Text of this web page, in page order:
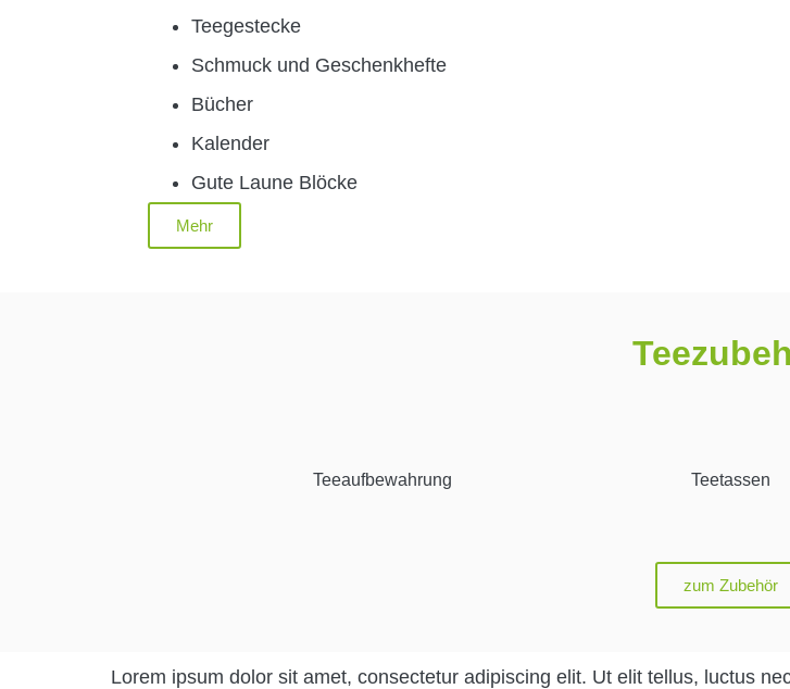
Teegestecke
Schmuck und Geschenkhefte
Bücher
Kalender
Gute Laune Blöcke
Mehr
Teeaufbewahrung Teetassen
zum Zubehör
Lorem ipsum dolor sit amet, consectetur adipiscing elit. Ut elit tellus, luctus